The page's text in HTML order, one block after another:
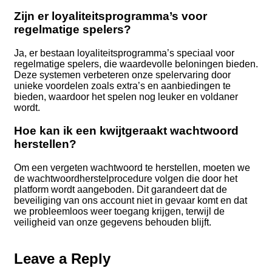
Zijn er loyaliteitsprogramma’s voor
regelmatige spelers?
Ja, er bestaan loyaliteitsprogramma’s speciaal voor
regelmatige spelers, die waardevolle beloningen bieden.
Deze systemen verbeteren onze spelervaring door
unieke voordelen zoals extra’s en aanbiedingen te
bieden, waardoor het spelen nog leuker en voldaner
wordt.
Hoe kan ik een kwijtgeraakt wachtwoord
herstellen?
Om een vergeten wachtwoord te herstellen, moeten we
de wachtwoordherstelprocedure volgen die door het
platform wordt aangeboden. Dit garandeert dat de
beveiliging van ons account niet in gevaar komt en dat
we probleemloos weer toegang krijgen, terwijl de
veiligheid van onze gegevens behouden blijft.
Leave a Reply